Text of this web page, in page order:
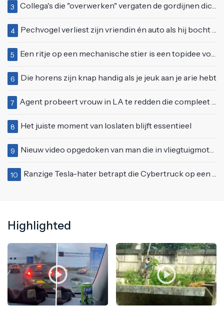
3 Collega's die "overwerken" vergaten de gordijnen dicht te doen
4 Pechvogel verliest zijn vriendin én auto als hij bocht te scherp neemt
5 Een ritje op een mechanische stier is een topidee voor een eerste date
6 Die horens zijn knap handig als je jeuk aan je arie hebt
7 Agent probeert vrouw in LA te redden die compleet van het padje is
8 Het juiste moment van loslaten blijft essentieel
9 Nieuw video opgedoken van man die in vliegtuigmotor springt op vliegveld Milaan
10 Ranzige Tesla-hater betrapt die Cybertruck op een 'speciale bruine coating' trakteert
Highlighted